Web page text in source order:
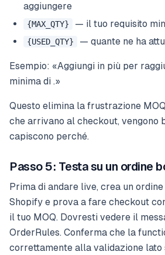
aggiungere
{MAX_QTY} — il tuo requisito
{USED_QTY} — quante ne ha
Esempio: «Aggiungi in più per
minima di .»
Questo elimina la frustrazione
che arrivano al checkout, vengono
capiscono perché.
Passo 5: Testa su un ordine
Prima di andare live, crea un
Shopify e prova a fare checkout
il tuo MOQ. Dovresti vedere il
OrderRules. Conferma che la
correttamente alla validazione